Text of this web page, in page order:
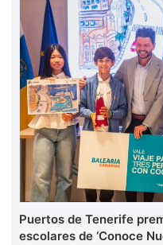
Puertos de Tenerife
escolares de ‘Conoce